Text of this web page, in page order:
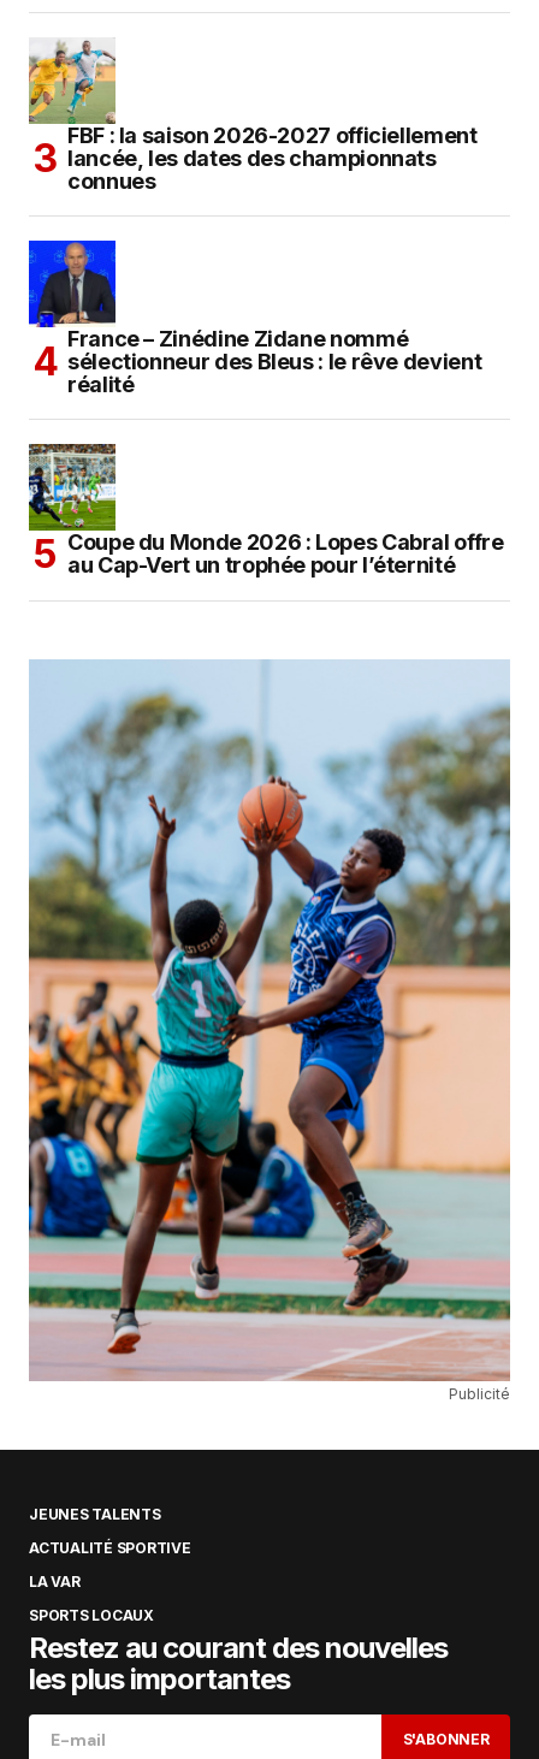
FBF : la saison 2026-2027 officiellement
lancée, les dates des championnats
connues
France – Zinédine Zidane nommé
sélectionneur des Bleus : le rêve devient
réalité
Coupe du Monde 2026 : Lopes Cabral offre
au Cap-Vert un trophée pour l’éternité
Publicité
JEUNES TALENTS
ACTUALITÉ SPORTIVE
LA VAR
SPORTS LOCAUX
Restez au courant des nouvelles
les plus importantes
S'ABONNER